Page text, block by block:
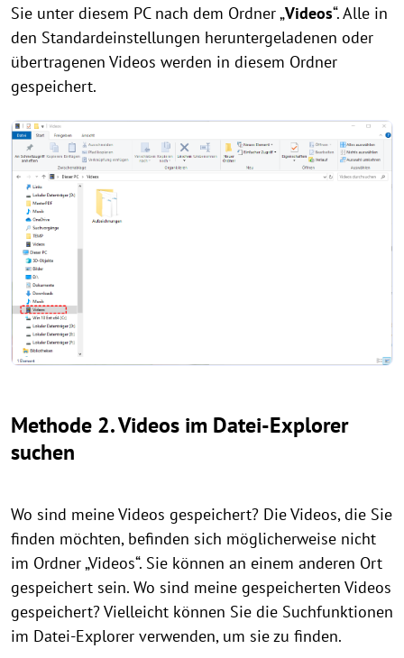
Sie unter diesem PC nach dem Ordner „Videos“. Alle in
den Standardeinstellungen heruntergeladenen oder
übertragenen Videos werden in diesem Ordner
gespeichert.
Methode 2. Videos im Datei-Explorer
suchen
Wo sind meine Videos gespeichert? Die Videos, die Sie
finden möchten, befinden sich möglicherweise nicht
im Ordner „Videos“. Sie können an einem anderen Ort
gespeichert sein. Wo sind meine gespeicherten Videos
gespeichert? Vielleicht können Sie die Suchfunktionen
im Datei-Explorer verwenden, um sie zu finden.